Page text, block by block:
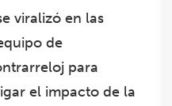
viralizó en las
de
para
el impacto de la